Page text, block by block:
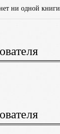
ни одной книги